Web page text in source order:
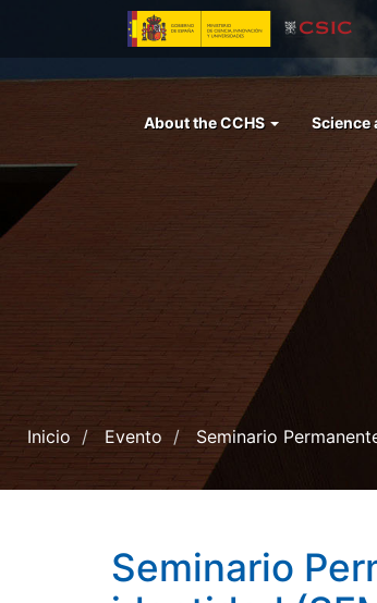
Menu
About the CCHS Science
Inicio Evento Seminario
Seminario